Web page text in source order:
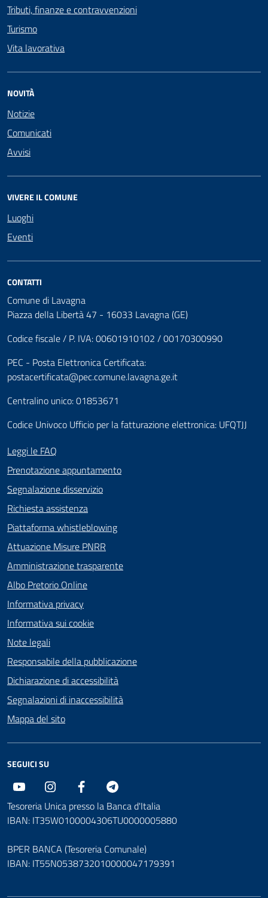
Tributi, finanze e contravvenzioni
Turismo
Vita lavorativa
NOVITÀ
Notizie
Comunicati
Avvisi
VIVERE IL COMUNE
Luoghi
Eventi
CONTATTI
Comune di Lavagna
Piazza della Libertà 47 - 16033 Lavagna (GE)
Codice fiscale / P. IVA: 00601910102 / 00170300990
PEC - Posta Elettronica Certificata:
postacertificata@pec.comune.lavagna.ge.it
Centralino unico: 01853671
Codice Univoco Ufficio per la fatturazione elettronica: UFQTJJ
Leggi le FAQ
Prenotazione appuntamento
Segnalazione disservizio
Richiesta assistenza
Piattaforma whistleblowing
Attuazione Misure PNRR
Amministrazione trasparente
Albo Pretorio Online
Informativa privacy
Informativa sui cookie
Note legali
Responsabile della pubblicazione
Dichiarazione di accessibilità
Segnalazioni di inaccessibilità
Mappa del sito
SEGUICI SU
Youtube Instagram Facebook
Tesoreria Unica presso la Banca d'Italia
IBAN: IT35W0100004306TU0000005880
BPER BANCA (Tesoreria Comunale)
IBAN: IT55N0538732010000047179391